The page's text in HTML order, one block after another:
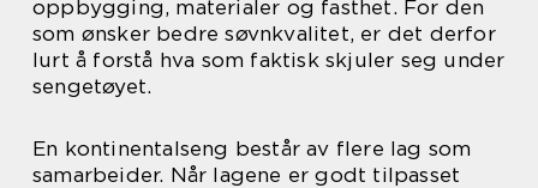
oppbygging, materialer og fasthet. For den
som ønsker bedre søvnkvalitet, er det derfor
lurt å forstå hva som faktisk skjuler seg under
sengetøyet.
En kontinentalseng består av flere lag som
samarbeider. Når lagene er godt tilpasset